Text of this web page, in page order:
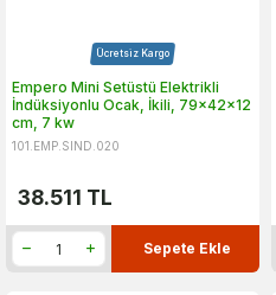
Ücretsiz Kargo
Empero Mini Setüstü Elektrikli
İndüksiyonlu Ocak, İkili, 79x42x12
cm, 7 kw
101.EMP.SIND.020
38.511 TL
Sepete Ekle